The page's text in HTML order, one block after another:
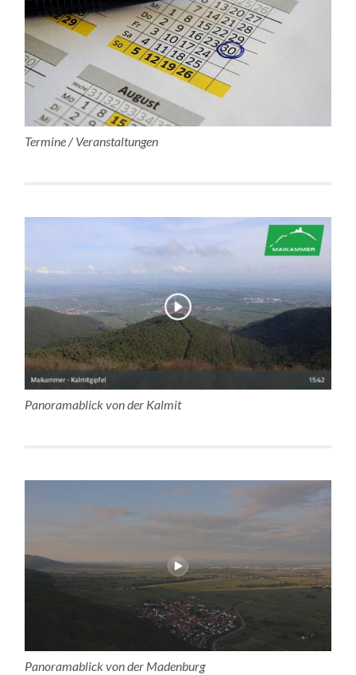
Termine / Veranstaltungen
Panoramablick von der Kalmit
Panoramablick von der Madenburg